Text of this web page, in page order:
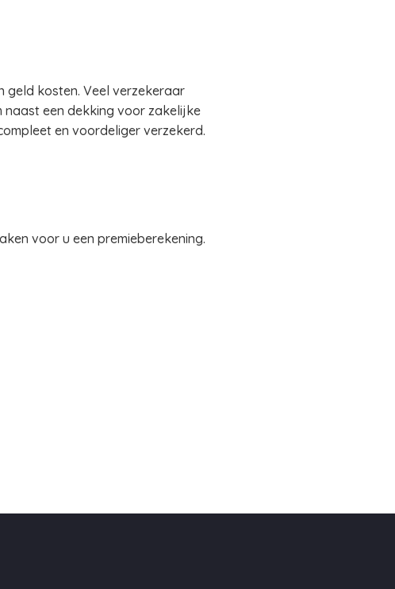
geld kosten. Veel verzekeraar
naast een dekking voor zakelijke
en voordeliger verzekerd.
voor u een premieberekening.